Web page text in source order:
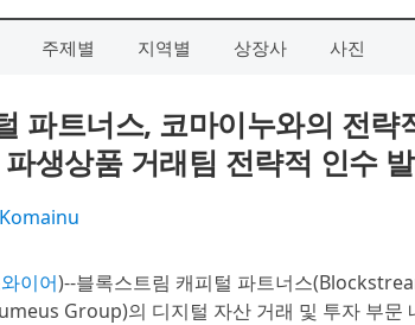
주제별 지역별 상장사 사진
파트너스, 코마이누와의 전략
생상품 거래팀 전략적 인수
Komainu
이어)--블록스트림 캐피털 파트너스
Group)의 디지털 자산 거래 및 투자 부문